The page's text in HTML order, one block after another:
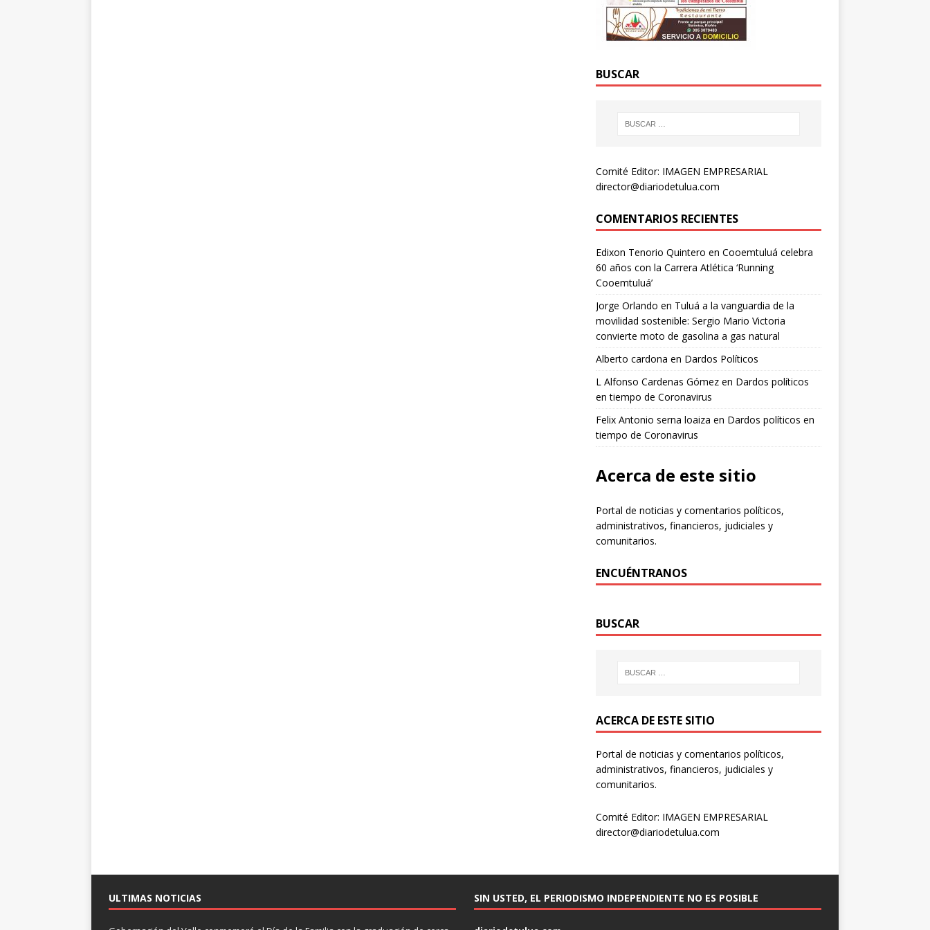
BUSCAR
Comité Editor: IMAGEN EMPRESARIAL
director@diariodetulua.com
COMENTARIOS RECIENTES
Edixon Tenorio Quintero en Cooemtuluá celebra
60 años con la Carrera Atlética ‘Running
Cooemtuluá’
Jorge Orlando en Tuluá a la vanguardia de la
movilidad sostenible: Sergio Mario Victoria
convierte moto de gasolina a gas natural
Alberto cardona en Dardos Políticos
L Alfonso Cardenas Gómezen Dardos políticos
en tiempo de Coronavirus
Felix Antonio serna loaiza en Dardos políticos en
tiempo de Coronavirus
Acerca de este sitio
Portal de noticias y comentarios políticos,
administrativos, financieros, judiciales y
comunitarios.
ENCUÉNTRANOS
BUSCAR
ACERCA DE ESTE SITIO
Portal de noticias y comentarios políticos,
administrativos, financieros, judiciales y
comunitarios.
Comité Editor: IMAGEN EMPRESARIAL
director@diariodetulua.com
ULTIMAS NOTICIAS SIN USTED, EL PERIODISMO INDEPENDIENTE NO ES POSIBLE